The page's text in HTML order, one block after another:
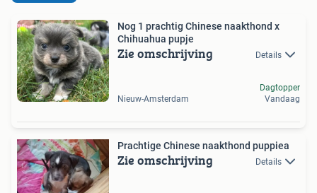
Nog 1 prachtig Chinese naakthond x
Chihuahua pupje
Zie omschrijving Details
Nieuw-Amsterdam
Dagtopper
Vandaag
Prachtige Chinese naakthond puppiea
Zie omschrijving Details